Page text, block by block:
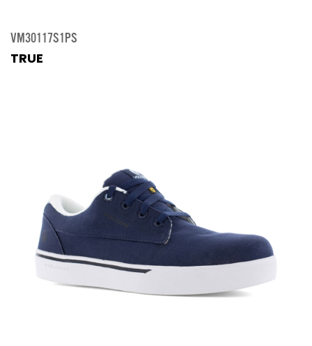
VM30117S1PS
TRUE